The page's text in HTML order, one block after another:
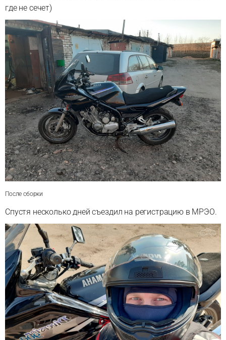
где не сечет)
После сборки
Спустя несколько дней съездил на регистрацию в МРЭО.